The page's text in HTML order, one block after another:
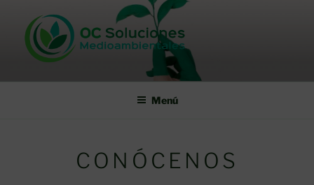
OC SOLUCIONES MDL
OC Soluciones Medioambientales del Levante, S.L.
Menú
CONÓCENOS